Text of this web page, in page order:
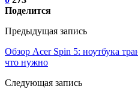
Поделится
Предыдущая запись
Обзор Acer Spin 5: ноутбука
что нужно
Следующая запись